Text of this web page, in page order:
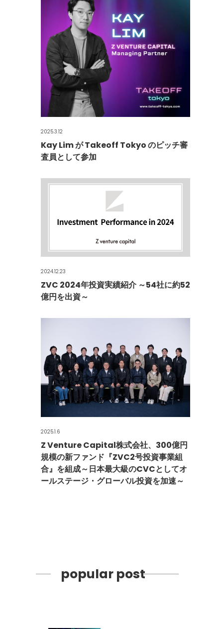
2025.3.12
Kay Lim が Takeoff Tokyo のピッチ審
査員として参加
2024.12.23
ZVC 2024年投資実績紹介 ～54社に約52
億円を出資～
2025.1.6
Z Venture Capital株式会社、300億円
規模の新ファンド『ZVC2号投資事業組
合』を組成～日本最大級のCVCとしてオ
ールステージ・グローバル投資を加速～
popular post